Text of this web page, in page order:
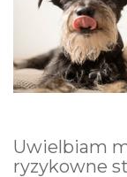
Uwielbiam
ryzykowne